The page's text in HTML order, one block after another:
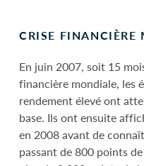
CRISE FINANCIÈRE
En juin 2007, soit 15
financière mondiale, les
rendement élevé ont
base. Ils ont ensuite
en 2008 avant de
passant de 800 points